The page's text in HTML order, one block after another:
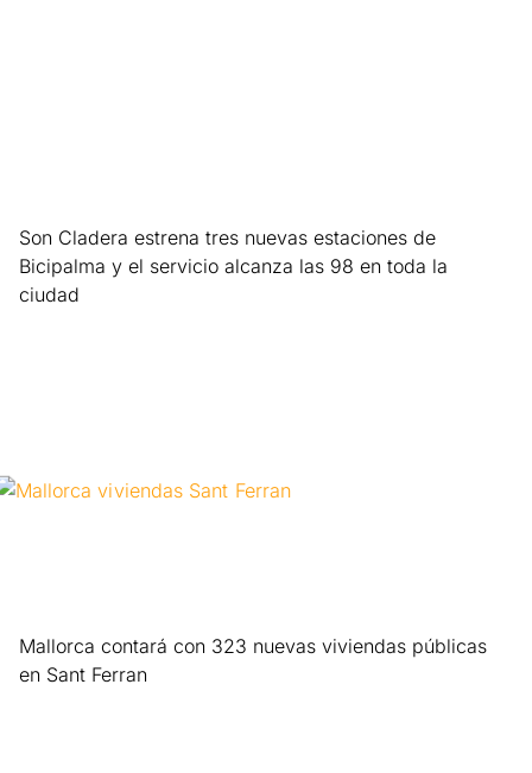
Son Cladera estrena tres nuevas estaciones de
Bicipalma y el servicio alcanza las 98 en toda la
ciudad
Mallorca contará con 323 nuevas viviendas públicas
en Sant Ferran